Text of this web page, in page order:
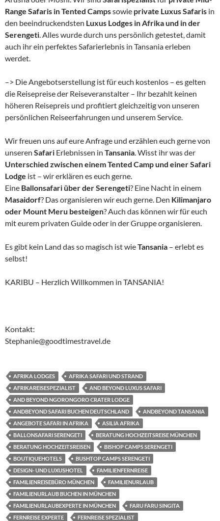
Range Safaris in Tented Campssowie private Luxus Safaris in
den beeindruckendsten Luxus Lodges in Afrika und in der
Serengeti. Alles wurde durch uns persönlich getestet, damit
auch ihr ein perfektes Safarierlebnis in Tansania erleben
werdet.
–> Die Angebotserstellung ist für euch kostenlos – es gelten
die Reisepreise der Reiseveranstalter – Ihr bezahlt keinen
höheren Reisepreis und profitiert gleichzeitig von unseren
persönlichen Reiseerfahrungen und unserem Service.
Wir freuen uns auf eure Anfrage und erzählen euch gerne von
unseren Safari Erlebnissen in Tansania. Wisst ihr was der
Unterschied zwischen einem Tented Camp und einer Safari
Lodge ist – wir erklären es euch gerne.
Eine Ballonsafari über der Serengeti? Eine Nacht in einem
Masaidorf? Das organisieren wir euch gerne. Den Kilimanjaro
oder Mount Meru besteigen? Auch das können wir für euch
mit eurem privaten Guide oder in der Gruppe organisieren.
Es gibt kein Land das so magisch ist wieTansania – erlebt es
selbst!
KARIBU – Herzlich Willkommen in TANSANIA!
Kontakt:
Stephanie@goodtimestravel.de
AFRIKA LODGES
AFRIKA SAFARI UND STRAND
AFRIKAREISESPEZIALIST
AND BEYOND LUXUS SAFARI
AND BEYOND NGORONGORO CRATER LODGE
ANDBEYOND SAFARI BUCHEN DEUTSCHLAND
ANDBEYOND TANSANIA
ANGEBOTE SAFARI IN AFRIKA
ASILIA AFRIKA
BALLONSAFARI SERENGETI
BERATUNG HOCHZEITSREISE MÜNCHEN
BERATUNG HOCHZEITSREISEN
BISHOP CAMPS SERENGETI
BOUTIQUEHOTELS
BUSHTOP CAMPS SERENGETI
DESIGN- UND LUXUSHOTEL
FAMILIENFERNREISE
FAMILIENREISEBÜRO MÜNCHEN
FAMILIENURLAUB
FAMILIENURLAUB BUCHEN IN MÜNCHEN
FAMILIENURLAUBEXPERTE IN MÜNCHEN
FARU FARU SINGITA
FERNREISE EXPERTE
FERNREISE SPEZIALIST